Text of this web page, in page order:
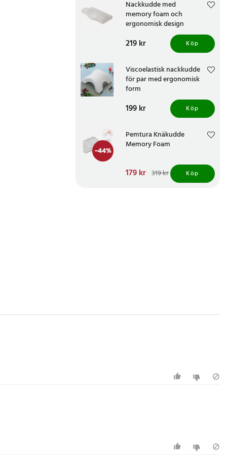
Nackkudde med
memory foam och
ergonomisk design
Pris :219 kr
219 kr Köp
Viscoelastisk nackkudde
för par med ergonomisk
form
Pris :199 kr
199 kr Köp
-44%
Pemtura Knäkudde
Memory Foam
Nuvarande pris
Tidigare pris 319 kr
179 kr 319 kr Köp